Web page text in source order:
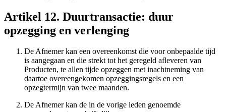
Artikel 12. Duurtransactie: duur
opzegging en verlenging
De Afnemer kan een overeenkomst die voor onbepaalde tijd
is aangegaan en die strekt tot het geregeld afleveren van
Producten, te allen tijde opzeggen met inachtneming van
daartoe overeengekomen opzeggingsregels en een
opzegtermijn van twee maanden.
De Afnemer kan de in de vorige leden genoemde